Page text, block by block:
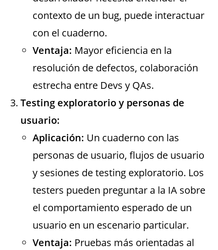
contexto de un bug, puede interactuar
con el cuaderno.
Ventaja: Mayor eficiencia en la
resolución de defectos, colaboración
estrecha entre Devs y QAs.
Testing exploratorio y personas de
usuario:
Aplicación: Un cuaderno con las
personas de usuario, flujos de usuario
y sesiones de testing exploratorio. Los
testers pueden preguntar a la IA sobre
el comportamiento esperado de un
usuario en un escenario particular.
Ventaja: Pruebas más orientadas al